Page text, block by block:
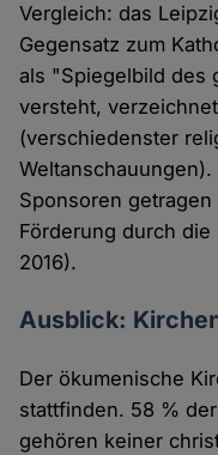
Vergleich: das
Gegensatz zum
als "Spiegelbild des
versteht,
(verschiedenster
Sponsoren
Förderung durch die
2016).
Ausblick:
Der ökumenische
stattfinden. 58 %
gehören keiner